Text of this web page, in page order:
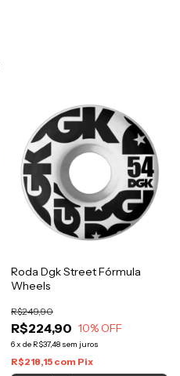
Roda Dgk Street Fórmula
Wheels
R$224,90
R$249,90
10% OFF
6x de R$37,48 sem juros
R$218,15 com Pix